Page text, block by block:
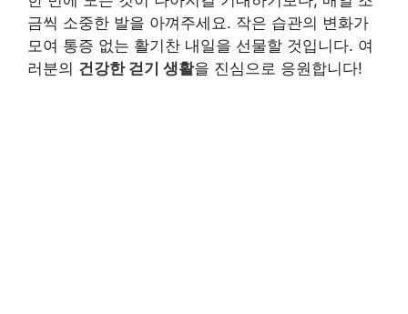
금씩 소중한 발을 아껴주세요. 작은 습관의 변화가
모여 통증 없는 활기찬 내일을 선물할 것입니다. 여
러분의 건강한 걷기 생활을 진심으로 응원합니다!